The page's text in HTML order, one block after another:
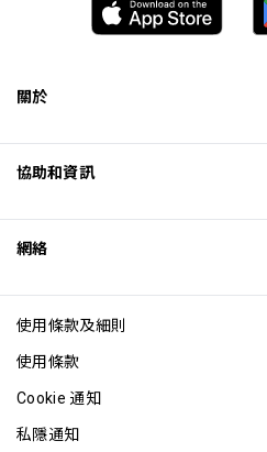
關於
Excellence Awards
網誌
協助和資訊
網絡
使用條款及細則
使用條款
Cookie 通知
私隱通知